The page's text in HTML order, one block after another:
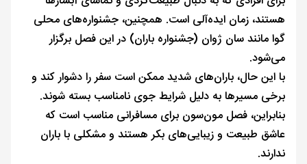
هستند، زمان ایده‌آلی است. همچنین، جشنواره‌های محلی
گوا مانند سان ژوان (جشنواره باران) در این فصل برگزار
می‌شود.
با این حال، باران‌های شدید ممکن است سفر را دشوار کند و
برخی مسیرها به دلیل شرایط جوی نامناسب بسته شوند.
بنابراین، فصل مون‌سون برای مسافرانی مناسب است که
عاشق طبیعت و زیبایی‌های بکر هستند و مشکلی با باران
ندارند.